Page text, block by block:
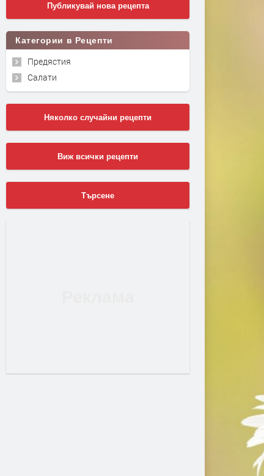
Публикувай нова рецепта
Категории в Рецепти
Предястия
Салати
Няколко случайни рецепти
Виж всички рецепти
Търсене